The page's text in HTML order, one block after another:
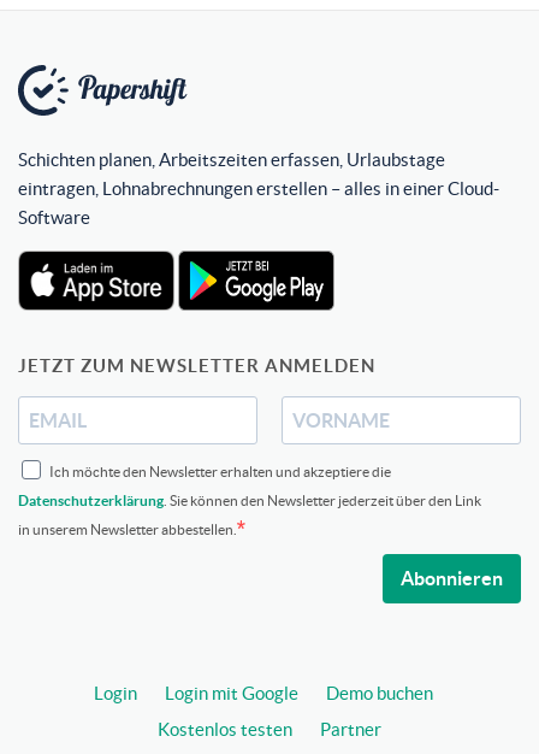
Schichten planen, Arbeitszeiten erfassen, Urlaubstage
eintragen, Lohnabrechnungen erstellen – alles in einer Cloud-
Software
JETZT ZUM NEWSLETTER ANMELDEN
Ich möchte den Newsletter erhalten und akzeptiere die
Datenschutzerklärung . Sie können den Newsletter jederzeit über den Link
in unserem Newsletter abbestellen.
Abonnieren
Login Login mit Google
Demo buchen
Kostenlos testen
Partner